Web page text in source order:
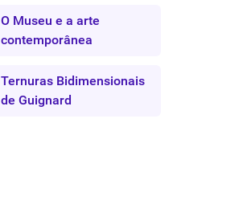
O Museu e a arte
contemporânea
Ternuras Bidimensionais
de Guignard